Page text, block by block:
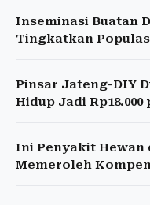
Inseminasi Buatan
Tingkatkan
Pinsar Jateng-DIY
Hidup Jadi Rp18.000
Ini Penyakit Hewan
Memeroleh